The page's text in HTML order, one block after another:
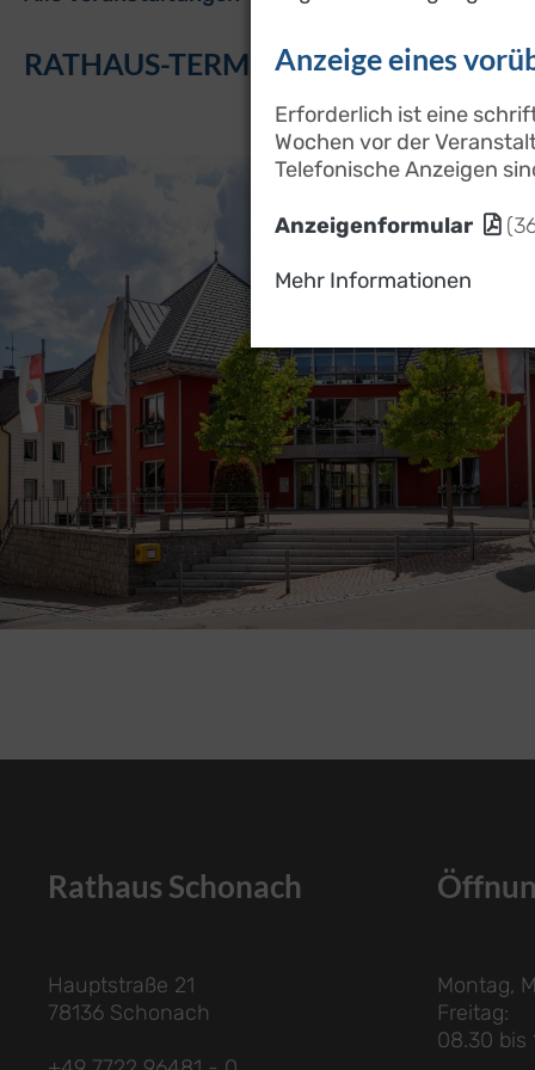
Anzeige eines
Erforderlich ist eine
Wochen vor der
Telefonische Anzeigen
Anzeigenformular
Mehr Informationen
RATHAUS-TERMINE
Rathaus Schonach
Hauptstraße 21
78136 Schonach
Montag,
Freitag:
08.30 bis